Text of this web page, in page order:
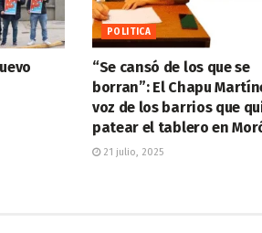
POLITICA
“Se cansó de los que se
borran”: El Chapu
voz de los barrios que
patear el tablero en
21 julio, 2025